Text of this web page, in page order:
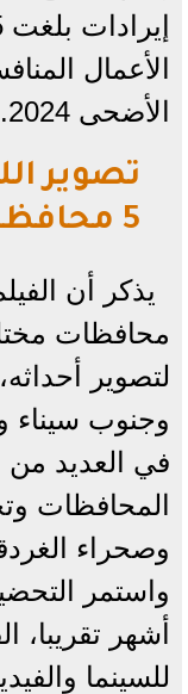
الأعمال
الأضحى 2024.
تصوير
5 محافظات مختلفة
محافظات
لتصوير
وجنوب سيناء
في العديد من
المحافظات
وصحراء
أشهر تقريبا،
للسينما